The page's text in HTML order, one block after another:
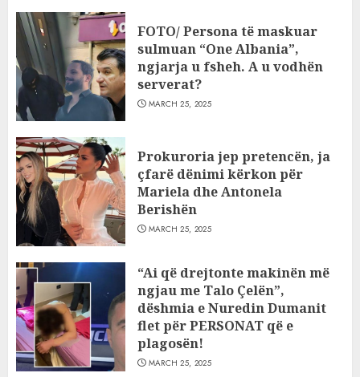
FOTO/ Persona të maskuar
sulmuan “One Albania”,
ngjarja u fsheh. A u vodhën
serverat?
MARCH 25, 2025
Prokuroria jep pretencën, ja
çfarë dënimi kërkon për
Mariela dhe Antonela
Berishën
MARCH 25, 2025
“Ai që drejtonte makinën më
ngjau me Talo Çelën”,
dëshmia e Nuredin Dumanit
flet për PERSONAT që e
plagosën!
MARCH 25, 2025